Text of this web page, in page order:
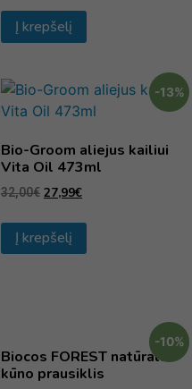
Į krepšelį
-13%
Bio-Groom aliejus kailiui
Vita Oil 473ml
32,00€ 27,99€
Į krepšelį
-10%
Biocos FOREST natūralus
kūno prausiklis